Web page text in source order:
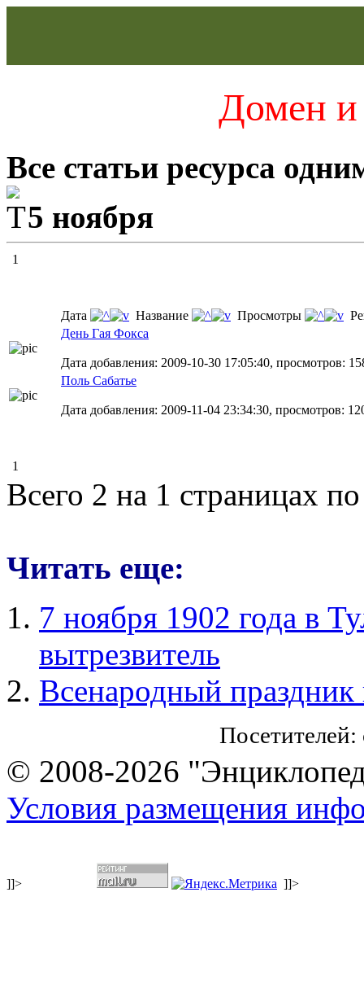
Домен и
Все статьи ресурса
5 ноября
1
Дата Название Просмотры
День Гая Фокса
Дата добавления: 2009-10-30 17:05:40, просмотров:
Поль Сабатье
Дата добавления: 2009-11-04 23:34:30, просмотров:
1
Всего 2 на 1 страницах
Читать еще:
7 ноября 1902 года в
вытрезвитель
Всенародный
Посетителей:
© 2008-2026
Условия размещения
]]> ]]>